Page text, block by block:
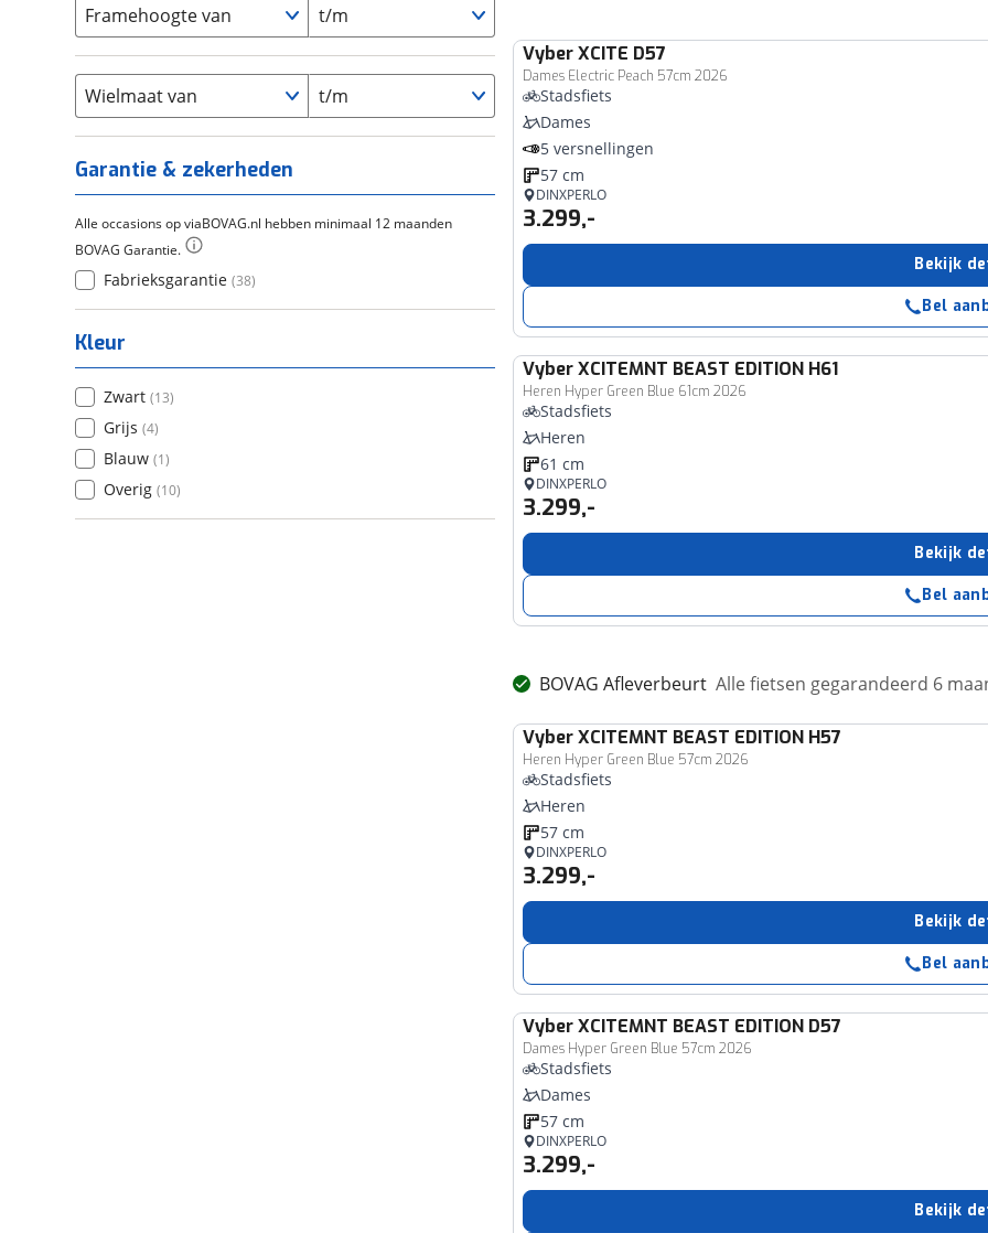
Cortina (0)
Flyer (0)
Overig ( 0)
15-20 (0)
21+
Chroom-molybdeen (0)
Scandium
Staal (0 )
Tica
Framehoogte van t/m
Wielmaat van t/m
Garantie & zekerheden
Alle occasions op viaBOVAG.nl hebben minimaal 12 maanden
BOVAG Garantie.
Fabrieksgarantie (38)
Kleur
Zwart (13)
Grijs (4)
Blauw (1)
Overig (10)
Vyber XCITE D57
Dames Electric Peach 57cm 2026
Stadsfiets
Dames
5 versnellingen
57 cm
DINXPERLO
3.299,-
Bekijk
Bel
Vyber XCITEMNT BEAST EDITION H61
Heren Hyper Green Blue 61cm 2026
Stadsfiets
Heren
61 cm
DINXPERLO
3.299,-
Bekijk
Bel
BOVAG Afleverbeurt Alle fietsen gegarandeerd 6
Vyber XCITEMNT BEAST EDITION H57
Heren Hyper Green Blue 57cm 2026
Stadsfiets
Heren
57 cm
DINXPERLO
3.299,-
Bekijk
Bel
Vyber XCITEMNT BEAST EDITION D57
Dames Hyper Green Blue 57cm 2026
Stadsfiets
Dames
57 cm
DINXPERLO
3.299,-
Bekijk